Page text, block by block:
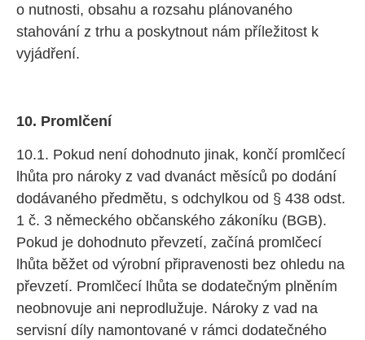
o nutnosti, obsahu a rozsahu plánovaného
stahování z trhu a poskytnout nám příležitost k
vyjádření.
10. Promlčení
10.1. Pokud není dohodnuto jinak, končí promlčecí
lhůta pro nároky z vad dvanáct měsíců po dodání
dodávaného předmětu, s odchylkou od § 438 odst.
1 č. 3 německého občanského zákoníku (BGB).
Pokud je dohodnuto převzetí, začíná promlčecí
lhůta běžet od výrobní připravenosti bez ohledu na
převzetí. Promlčecí lhůta se dodatečným plněním
neobnovuje ani neprodlužuje. Nároky z vad na
servisní díly namontované v rámci dodatečného